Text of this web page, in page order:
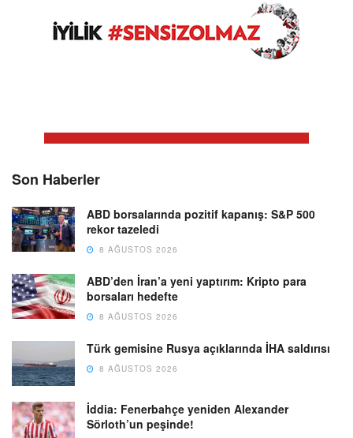
Son Haberler
ABD borsalarında pozitif kapanış: S&P 500
rekor tazeledi
8 AĞUSTOS 2026
ABD’den İran’a yeni yaptırım: Kripto para
borsaları hedefte
8 AĞUSTOS 2026
Türk gemisine Rusya açıklarında İHA saldırısı
8 AĞUSTOS 2026
İddia: Fenerbahçe yeniden Alexander
Sörloth’un peşinde!